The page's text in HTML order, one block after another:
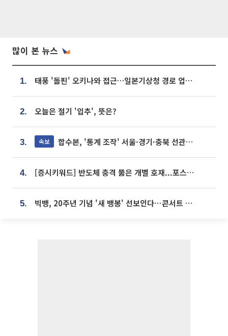
많이 본 뉴스
1. 태풍 '돌핀' 오키나와 접근…일본기상청 경로 업데이트
2. 오늘은 절기 '입추', 뜻은?
3. 속보 합수본, '통계 조작' 서울·경기·충북 선관위 등 추가 압수수색
4. [증시키워드] 반도체 충격 뚫은 개별 호재...포스코퓨처엠·에코프로·한화솔루션 '눈길'
5. 빅뱅, 20주년 기념 '새 뱅봉' 선보인다⋯콘서트 앞두고 팝업 개최